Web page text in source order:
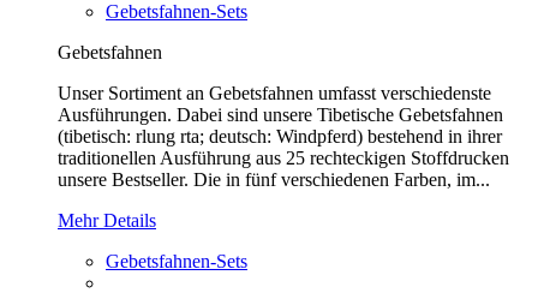
Gebetsfahnen-Sets
Gebetsfahnen
Unser Sortiment an Gebetsfahnen umfasst verschiedenste
Ausführungen. Dabei sind unsere Tibetische Gebetsfahnen
(tibetisch: rlung rta; deutsch: Windpferd) bestehend in ihrer
traditionellen Ausführung aus 25 rechteckigen Stoffdrucken
unsere Bestseller. Die in fünf verschiedenen Farben, im...
Mehr Details
Gebetsfahnen-Sets